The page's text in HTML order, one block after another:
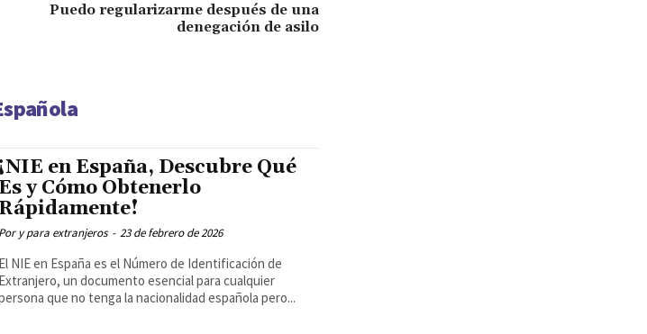
Puedo regularizarme después de una
denegación de asilo
¡NIE en España, Descubre Qué
Es y Cómo Obtenerlo
Rápidamente!
Por y para extranjeros - 23 de febrero de 2026
El NIE en España es el Número de Identificación de
Extranjero, un documento esencial para cualquier
que no tenga la nacionalidad española pero...